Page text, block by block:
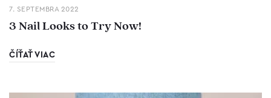
7. SEPTEMBRA 2022
3 Nail Looks to Try Now!
ČÍŤAŤ VIAC